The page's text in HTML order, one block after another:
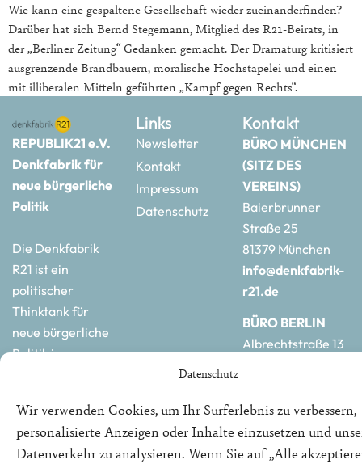
Datenschutz
Wir verwenden Cookies, um Ihr Surferlebnis zu verbessern,
personalisierte Anzeigen oder Inhalte einzusetzen und
Datenverkehr zu analysieren. Wenn Sie auf „Alle
Wie kann eine gespaltene Gesellschaft wieder zueinanderfinden?
Darüber hat sich Bernd Stegemann, Mitglied des R21-Beirats, in
der „Berliner Zeitung“ Gedanken gemacht. Der Dramaturg kritisiert
ausgrenzende Brandbauern, moralische Hochstapelei und einen
mit illiberalen Mitteln geführten „Kampf gegen Rechts“.
REPUBLIK21 e.V.
Denkfabrik für
neue bürgerliche
Politik
Die Denkfabrik
R21 ist ein
politischer
Thinktank für
neue bürgerliche
Politik in
Links
Newsletter
Kontakt
Impressum
Datenschutz
Kontakt
BÜRO MÜNCHEN
(SITZ DES
VEREINS)
Baierbrunner
Straße 25
81379 München
info@denkfabrik-
r21.de
BÜRO BERLIN
Albrechtstraße 13
r21.de